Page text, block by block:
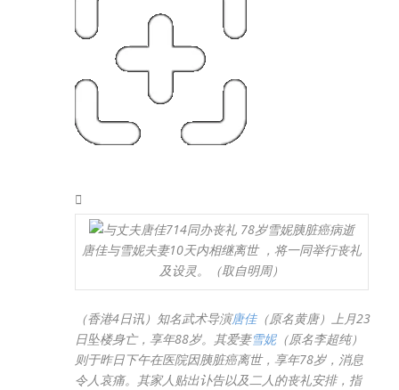
唐佳与雪妮夫妻10天内相继离世 ，将一同举行丧礼
及设灵。（取自明周）
（香港4日讯）知名武术导演唐佳（原名黄唐）上月23
日坠楼身亡，享年88岁。其爱妻雪妮（原名李超纯）
则于昨日下午在医院因胰脏癌离世，享年78岁，消息
令人哀痛。其家人贴出讣告以及二人的丧礼安排，指